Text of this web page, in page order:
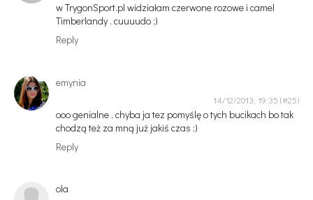
w TrygonSport.pl widziałam czerwone rozowe i camel
Timberlandy . cuuuudo ;)
Reply
emynia
14/12/2013, 19:35
ooo genialne , chyba ja tez pomyślę o tych bucikach bo tak
chodzą też za mną już jakiś czas ;)
Reply
ola